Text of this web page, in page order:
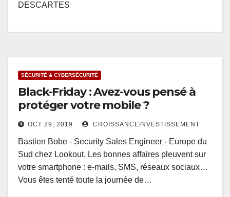
DESCARTES
SÉCURITÉ & CYBERSÉCURITÉ
Black-Friday : Avez-vous pensé à
protéger votre mobile ?
OCT 29, 2019 CROISSANCEINVESTISSEMENT
Bastien Bobe - Security Sales Engineer - Europe du
Sud chez Lookout. Les bonnes affaires pleuvent sur
votre smartphone : e-mails, SMS, réseaux sociaux…
Vous êtes tenté toute la journée de…